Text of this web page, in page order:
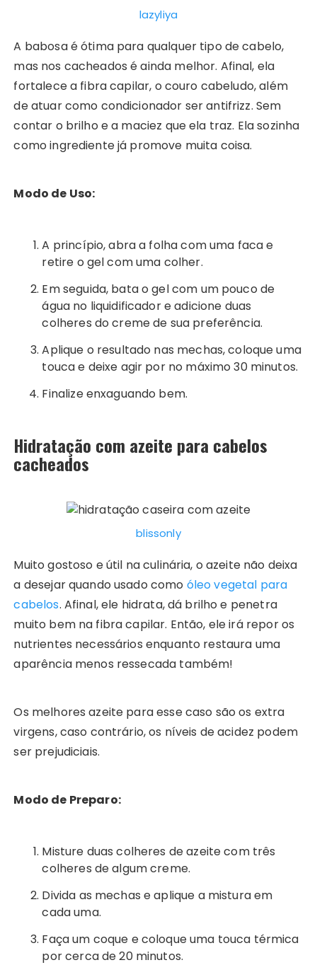
lazyliya
A babosa é ótima para qualquer tipo de cabelo,
mas nos cacheados é ainda melhor. Afinal, ela
fortalece a fibra capilar, o couro cabeludo, além
de atuar como condicionador ser antifrizz. Sem
contar o brilho e a maciez que ela traz. Ela sozinha
como ingrediente já promove muita coisa.
Modo de Uso:
A princípio, abra a folha com uma faca e
retire o gel com uma colher.
Em seguida, bata o gel com um pouco de
água no liquidificador e adicione duas
colheres do creme de sua preferência.
Aplique o resultado nas mechas, coloque uma
touca e deixe agir por no máximo 30 minutos.
Finalize enxaguando bem.
Hidratação com azeite para cabelos
cacheados
blissonly
Muito gostoso e útil na culinária, o azeite não deixa
a desejar quando usado como óleo vegetal para
cabelos. Afinal, ele hidrata, dá brilho e penetra
muito bem na fibra capilar. Então, ele irá repor os
nutrientes necessários enquanto restaura uma
aparência menos ressecada também!
Os melhores azeite para esse caso são os extra
virgens, caso contrário, os níveis de acidez podem
ser prejudiciais.
Modo de Preparo:
Misture duas colheres de azeite com três
colheres de algum creme.
Divida as mechas e aplique a mistura em
cada uma.
Faça um coque e coloque uma touca térmica
por cerca de 20 minutos.